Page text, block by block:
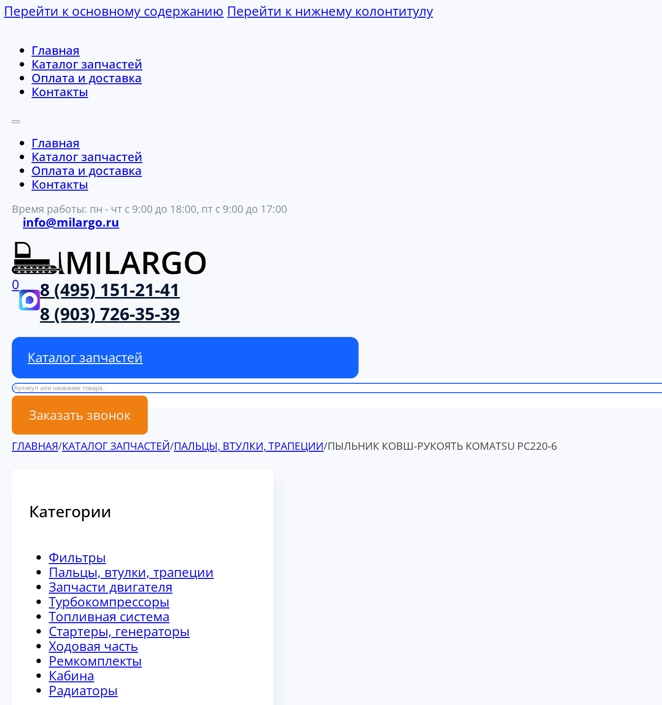
Перейти к основному содержанию Перейти к нижнему колонтитулу
Главная
Каталог запчастей
Оплата и доставка
Контакты
Главная
Каталог запчастей
Оплата и доставка
Контакты
Время работы: пн - чт с 9:00 до 18:00, пт с 9:00 до 17:00
info@milargo.ru
0
8 (495) 151-21-41
8 (903) 726-35-39
Каталог запчастей
Поиск
Заказать звонок
ГЛАВНАЯ/КАТАЛОГ ЗАПЧАСТЕЙ/ПАЛЬЦЫ, ВТУЛКИ, ТРАПЕЦИИ/ПЫЛЬНИК КОВШ-РУКОЯТЬ KOMATSU PC220-6
Категории
Фильтры
Пальцы, втулки, трапеции
Запчасти двигателя
Турбокомпрессоры
Топливная система
Стартеры, генераторы
Ходовая часть
Ремкомплекты
Кабина
Радиаторы